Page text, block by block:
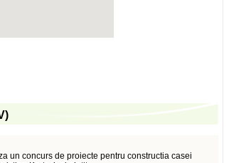
un concurs de proiecte pentru constructia casei